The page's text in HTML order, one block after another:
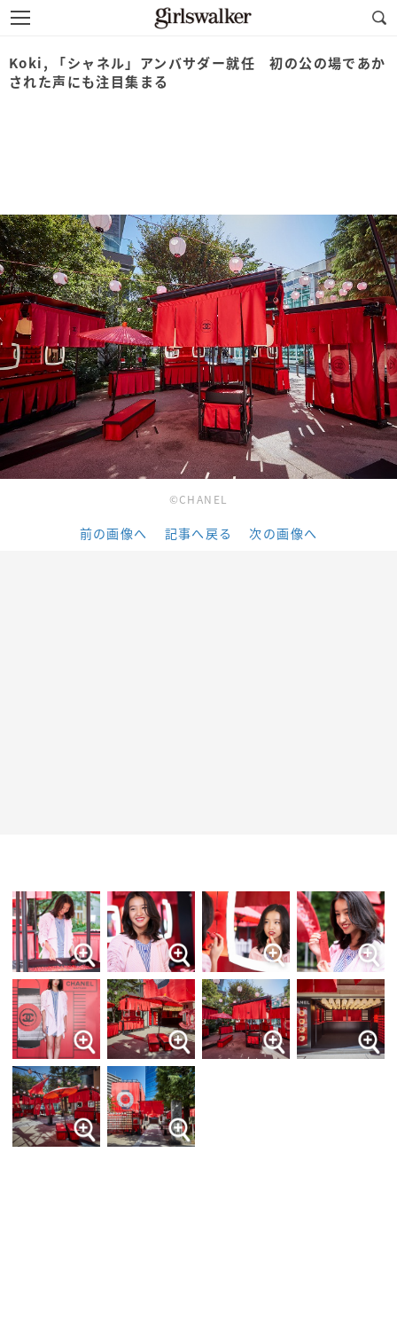
Koki, 「シャネル」アンバサダー就任 初の公の場であか
された声にも注目集まる
©CHANEL
前の画像へ 記事へ戻る 次の画像へ